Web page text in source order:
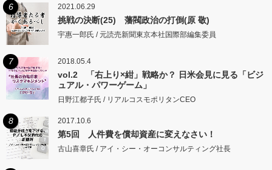
6 2021.06.29
挑戦の決断(25) 藩閥政治の打倒(原 敬)
宇惠一郎氏 / 元読売新聞東京本社国際部編集委員
7 2018.05.4
vol.2 「右上り×紺」戦略か？ 日米会見に見る「ビジ
ュアル・パワーゲーム」
日野江都子氏 / リアルコスモポリタンCEO
8 2017.10.6
第5回 人件費を償却資産に変えなさい！
古山喜章氏 / アイ・シー・オーコンサルティング社長